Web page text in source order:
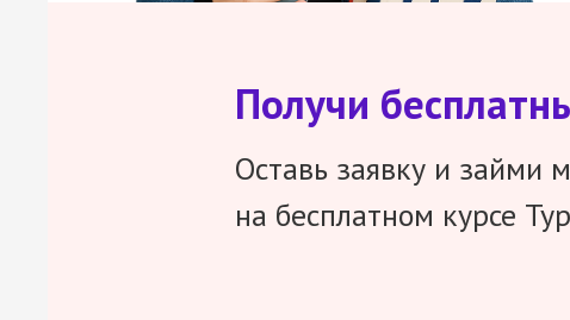
Получи
Оставь заявку и займи
на бесплатном курсе